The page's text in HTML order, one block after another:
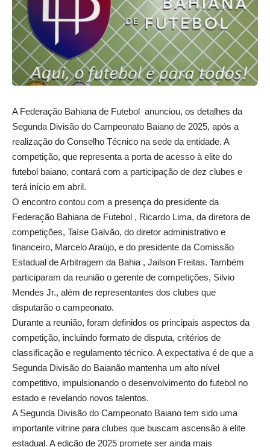
A Federação Bahiana de Futebol anunciou, os detalhes da
Segunda Divisão do Campeonato Baiano de 2025, após a
realização do Conselho Técnico na sede da entidade. A
competição, que representa a porta de acesso à elite do
futebol baiano, contará com a participação de dez clubes e
terá início em abril.
O encontro contou com a presença do presidente da
Federação Bahiana de Futebol , Ricardo Lima, da diretora de
competições, Taíse Galvão, do diretor administrativo e
financeiro, Marcelo Araújo, e do presidente da Comissão
Estadual de Arbitragem da Bahia , Jailson Freitas. Também
participaram da reunião o gerente de competições, Silvio
Mendes Jr., além de representantes dos clubes que
disputarão o campeonato.
Durante a reunião, foram definidos os principais aspectos da
competição, incluindo formato de disputa, critérios de
classificação e regulamento técnico. A expectativa é de que a
Segunda Divisão do Baianão mantenha um alto nível
competitivo, impulsionando o desenvolvimento do futebol no
estado e revelando novos talentos.
A Segunda Divisão do Campeonato Baiano tem sido uma
importante vitrine para clubes que buscam ascensão à elite
estadual. A edição de 2025 promete ser ainda mais